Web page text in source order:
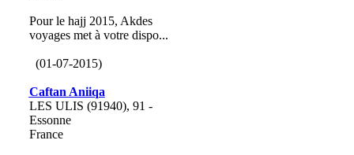
Pour le hajj 2015, Akdes
voyages met à votre dispo...
(01-07-2015)
Caftan Aniiqa
LES ULIS (91940), 91 -
Essonne
France